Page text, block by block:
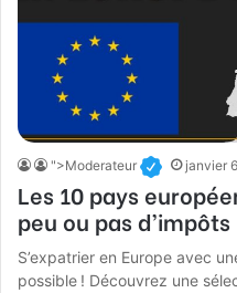
">Moderateur janvier
Les 10 pays
peu ou pas d’impôts
S’expatrier en Europe avec
possible ! Découvrez une